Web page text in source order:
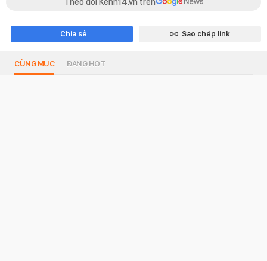
Chia sẻ Sao chép link
CÙNG MỤC ĐANG HOT